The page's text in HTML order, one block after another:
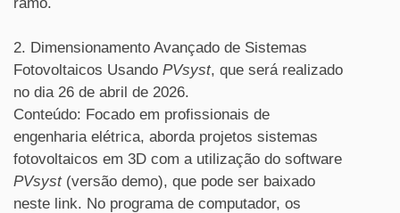
2. Dimensionamento Avançado de Sistemas
Fotovoltaicos Usando PVsyst, que será realizado
no dia 26 de abril de 2026.
Conteúdo: Focado em profissionais de
engenharia elétrica, aborda projetos sistemas
fotovoltaicos em 3D com a utilização do software
PVsyst(versão demo), que pode ser baixado
neste link. No programa de computador, os